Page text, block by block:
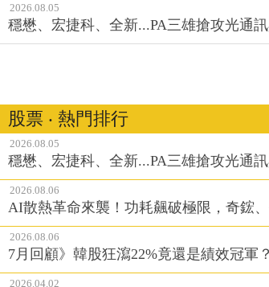
2026.08.05
穩懋、宏捷科、全新...PA三雄搶攻光通
股票 ‧ 熱門排行
2026.08.05
穩懋、宏捷科、全新...PA三雄搶攻光通
2026.08.06
AI散熱革命來襲！功耗飆破極限，奇鋐
2026.08.06
7月回顧》韓股狂瀉22%竟還是績效冠軍
2026.04.02